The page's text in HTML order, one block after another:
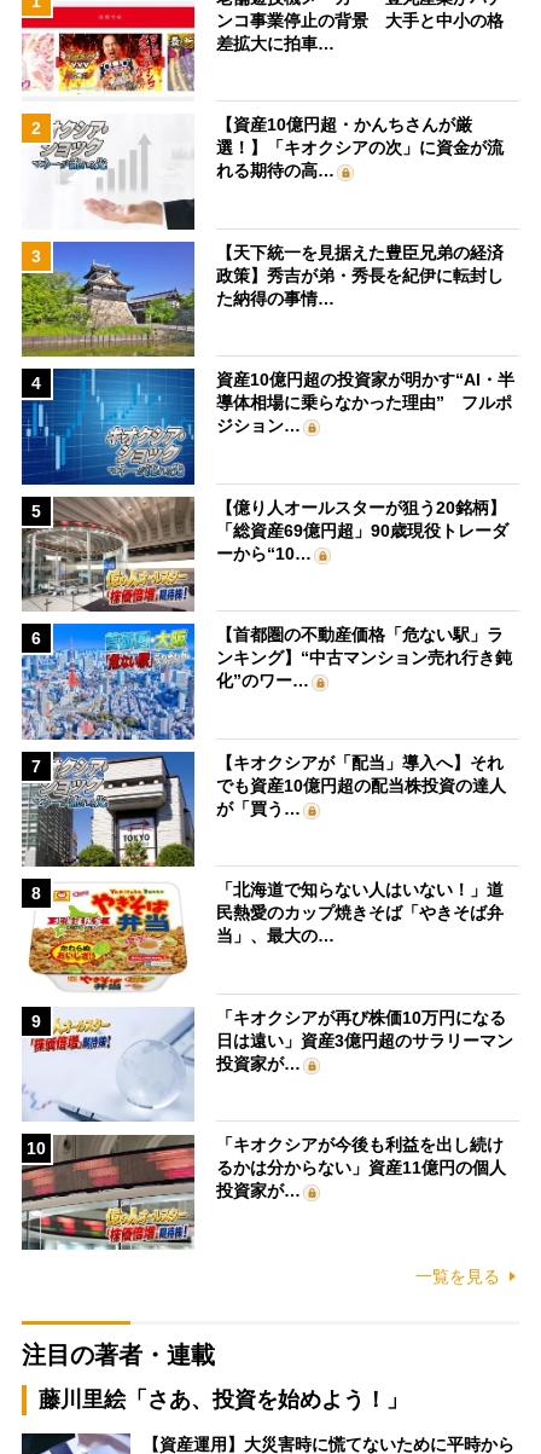
ンコ事業停止の背景 大手と中小の格
差拡大に拍車…
2
【資産10億円超・かんちさんが厳
選！】「キオクシアの次」に資金が流
れる期待の高…
3
【天下統一を見据えた豊臣兄弟の経済
政策】秀吉が弟・秀長を紀伊に転封し
た納得の事情…
4
資産10億円超の投資家が明かす“AI・半
導体相場に乗らなかった理由” フルポ
ジション…
5
【億り人オールスターが狙う20銘柄】
「総資産69億円超」90歳現役トレーダ
ーから“10…
6
【首都圏の不動産価格「危ない駅」ラ
ンキング】“中古マンション売れ行き鈍
化”のワー…
7
【キオクシアが「配当」導入へ】それ
でも資産10億円超の配当株投資の達人
が「買う…
8
「北海道で知らない人はいない！」道
民熱愛のカップ焼きそば「やきそば弁
当」、最大の…
9
「キオクシアが再び株価10万円になる
日は遠い」資産3億円超のサラリーマン
投資家が…
10
「キオクシアが今後も利益を出し続け
るかは分からない」資産11億円の個人
投資家が…
一覧を見る
注目の著者・連載
藤川里絵「さあ、投資を始めよう！」
【資産運用】大災害時に慌てないために平時から